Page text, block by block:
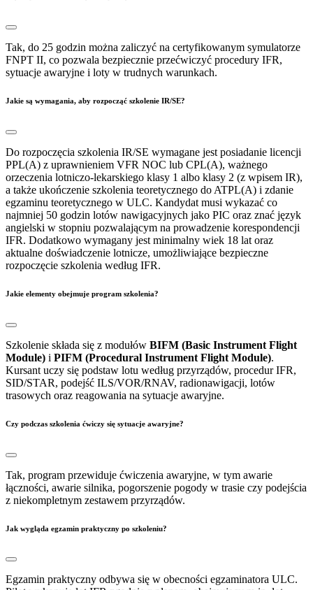
Tak, do 25 godzin można zaliczyć na certyfikowanym symulatorze
FNPT II, co pozwala bezpiecznie przećwiczyć procedury IFR,
sytuacje awaryjne i loty w trudnych warunkach.
Jakie są wymagania, aby rozpocząć szkolenie IR/SE?
Do rozpoczęcia szkolenia IR/SE wymagane jest posiadanie licencji
PPL(A) z uprawnieniem VFR NOC lub CPL(A), ważnego
orzeczenia lotniczo-lekarskiego klasy 1 albo klasy 2 (z wpisem IR),
a także ukończenie szkolenia teoretycznego do ATPL(A) i zdanie
egzaminu teoretycznego w ULC. Kandydat musi wykazać co
najmniej 50 godzin lotów nawigacyjnych jako PIC oraz znać język
angielski w stopniu pozwalającym na prowadzenie korespondencji
IFR. Dodatkowo wymagany jest minimalny wiek 18 lat oraz
aktualne doświadczenie lotnicze, umożliwiające bezpieczne
rozpoczęcie szkolenia według IFR.
Jakie elementy obejmuje program szkolenia?
Szkolenie składa się z modułów BIFM (Basic Instrument Flight
Module) i PIFM (Procedural Instrument Flight Module).
Kursant uczy się podstaw lotu według przyrządów, procedur IFR,
SID/STAR, podejść ILS/VOR/RNAV, radionawigacji, lotów
trasowych oraz reagowania na sytuacje awaryjne.
Czy podczas szkolenia ćwiczy się sytuacje awaryjne?
Tak, program przewiduje ćwiczenia awaryjne, w tym awarie
łączności, awarie silnika, pogorszenie pogody w trasie czy podejścia
z niekompletnym zestawem przyrządów.
Jak wygląda egzamin praktyczny po szkoleniu?
Egzamin praktyczny odbywa się w obecności egzaminatora ULC.